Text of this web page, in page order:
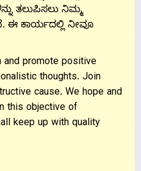
ತಲುಪಿಸಲು ನಿಮ್ಮ
ಈ ಕಾರ್ಯದಲ್ಲಿ ನೀವೂ
promote positive
thoughts. Join
cause. We hope and
this objective of
keep up with quality